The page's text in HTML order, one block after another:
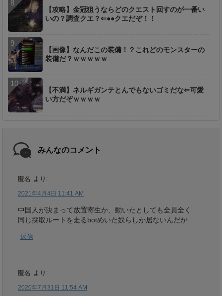
【攻略】金冠狙うならどのクエスト回すのが一番い
いの？調査クエ？⇐●●クエだぞ！！
【画像】なんだこの装備！？これどのモンスターの
装備だ？ｗｗｗｗｗ
【不満】ネルギガンテとんでもないゴミだな⇐可愛
い方だぞｗｗｗｗ
みんなのコメント
匿名 より:
2021年4月4日 11:41 AM
中国人が決まって放置寄生か、動いたとしても全員全く
同じ採取ルートを走るbotめいた奴らしか居ないんだが
返信
匿名 より:
2020年7月31日 11:54 AM